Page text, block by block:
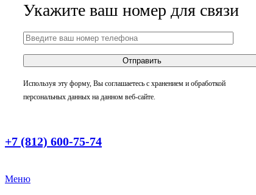
Укажите ваш номер для связи
Используя эту форму, Вы соглашаетесь с хранением и обработкой
персональных данных на данном веб-сайте.
+7 (812) 600-75-74
Меню